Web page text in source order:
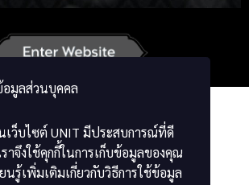
มูลส่วนบุคคล
เว็บไซต์ UNIT มีประสบการณ์ที่ดี
าจึงใช้คุกกี้ในการเก็บข้อมูลของคุณ
นรู้เพิ่มเติมเกี่ยวกับวิธีการใช้ข้อมูล